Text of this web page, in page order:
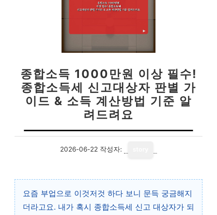
종합소득 1000만원 이상 필수!
종합소득세 신고대상자 판별 가
이드 & 소득 계산방법 기준 알
려드려요
2026-06-22 작성자:
요즘 부업으로 이것저것 하다 보니 문득 궁금해지
더라고요. 내가 혹시 종합소득세 신고 대상자가 되